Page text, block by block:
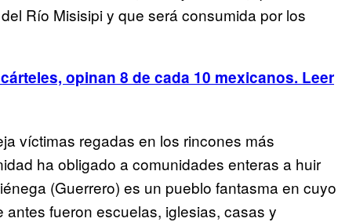
Río Misisipi y que será consumida por los
opinan 8 de cada 10 mexicanos. Leer
víctimas regadas en los rincones más
ha obligado a comunidades enteras a huir
(Guerrero) es un pueblo fantasma en cuyo
fueron escuelas, iglesias, casas y